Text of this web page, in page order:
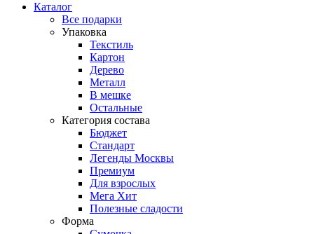
Каталог
Все подарки
Упаковка
Текстиль
Картон
Дерево
Металл
В мешке
Остальные
Категория состава
Бюджет
Стандарт
Легенды Москвы
Премиум
Для взрослых
Мега Хит
Полезные сладости
Форма